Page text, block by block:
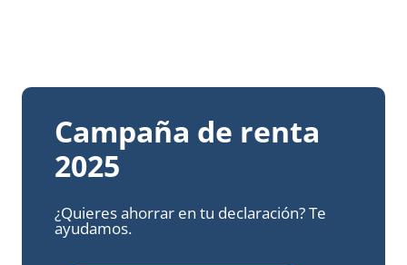
Campaña de renta
2025
¿Quieres ahorrar en tu declaración? Te
ayudamos.